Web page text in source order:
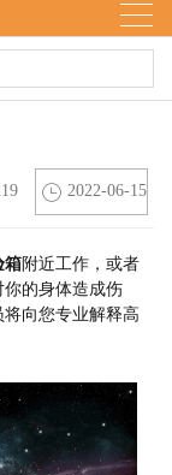
2022-06-15
箱附近工作，或者
的身体造成伤
向您专业解释高